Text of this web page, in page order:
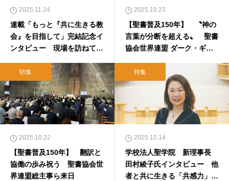
2025.11.24
連載「もっと『共に生きる教
会』を目指して」完結記念イ
ンタビュー 現場を訪ねて見
学院大学教授）
2025.10.23
【聖書普及150年】 〝神の
言葉が分断を超える〟 聖書
協会世界連盟 ダーク・ギバ
本の教会に託す希望
特集
2025.10.22
【聖書普及150年】 翻訳と
協働の歩み祝う 聖書協会世
界連盟総主事ら来日
特集
2025.10.14
学校法人聖学院 新理事長
田村綾子氏インタビュー 他
者と共に生きる「共感力」育